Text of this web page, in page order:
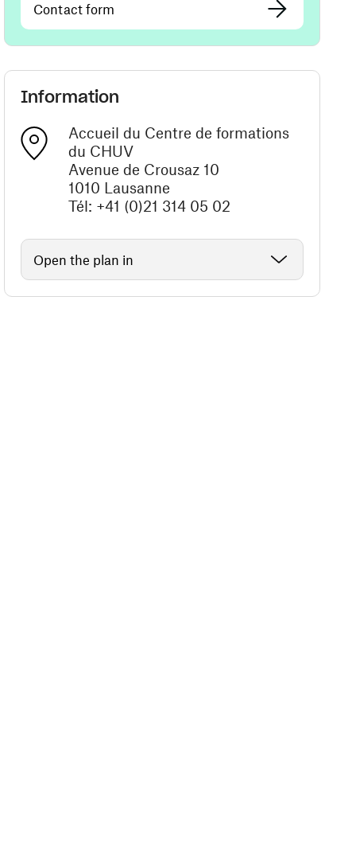
Contact form
Information
Accueil du Centre de formations
du CHUV
Avenue de Crousaz 10
1010 Lausanne
Tél: +41 (0)21 314 05 02
Open the plan in